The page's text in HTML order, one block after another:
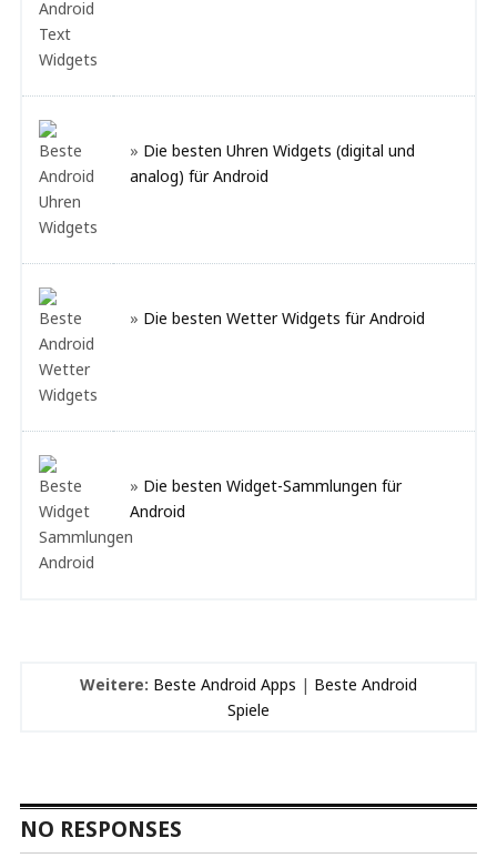
» Die besten Uhren Widgets (digital und
analog) für Android
» Die besten Wetter Widgets für Android
» Die besten Widget-Sammlungen für
Android
Weitere: Beste Android Apps | Beste Android
Spiele
NO RESPONSES